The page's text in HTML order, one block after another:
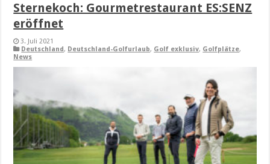
Sternekoch: Gourmetrestaurant ES:SENZ
eröffnet
3. Juli 2021
Deutschland, Deutschland-Golfurlaub, Golf exklusiv, Golfplätze,
News